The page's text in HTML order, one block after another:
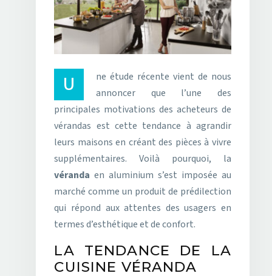
Une étude récente vient de nous
annoncer que l’une des
principales motivations des acheteurs de
vérandas est cette tendance à agrandir
leurs maisons en créant des pièces à vivre
supplémentaires. Voilà pourquoi, la
véranda en aluminium s’est imposée au
marché comme un produit de prédilection
qui répond aux attentes des usagers en
termes d’esthétique et de confort.
LA TENDANCE DE LA
CUISINE VÉRANDA